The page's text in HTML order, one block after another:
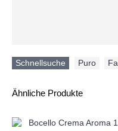
Schnellsuche Puro
Ähnliche Produkte